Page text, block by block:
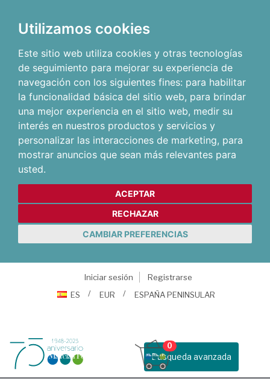
Utilizamos cookies
Este sitio web utiliza cookies y otras tecnologías
de seguimiento para mejorar su experiencia de
navegación con los siguientes fines: para habilitar
la funcionalidad básica del sitio web, para brindar
una mejor experiencia en el sitio web, medir su
interés en nuestros productos y servicios y
personalizar las interacciones de marketing, para
mostrar anuncios que sean más relevantes para
usted.
ACEPTAR
RECHAZAR
CAMBIAR PREFERENCIAS
Iniciar sesión
Registrarse
ES
EUR ESPAÑA PENINSULAR
Busqueda avanzada
0